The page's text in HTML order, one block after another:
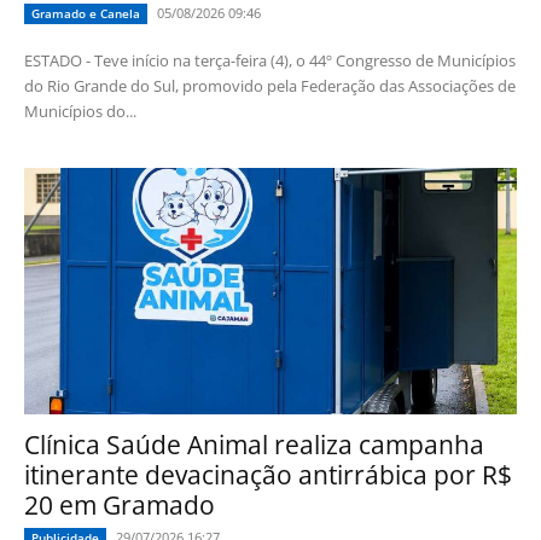
Gramado e Canela 05/08/2026 09:46
ESTADO - Teve início na terça-feira (4), o 44º Congresso de Municípios
do Rio Grande do Sul, promovido pela Federação das Associações de
Municípios do...
Clínica Saúde Animal realiza campanha
itinerante devacinação antirrábica por R$
20 em Gramado